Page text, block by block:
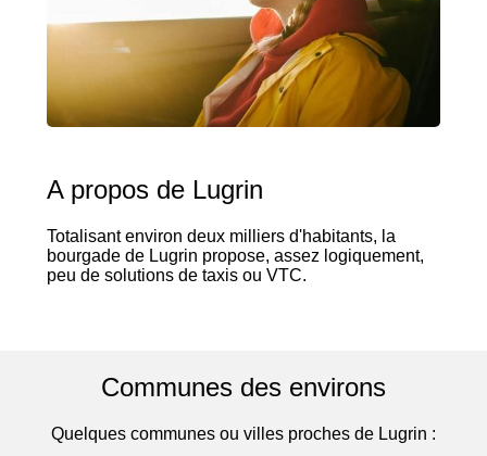
A propos de Lugrin
Totalisant environ deux milliers d'habitants, la
bourgade de Lugrin propose, assez logiquement,
peu de solutions de taxis ou VTC.
Communes des environs
Quelques communes ou villes proches de Lugrin :